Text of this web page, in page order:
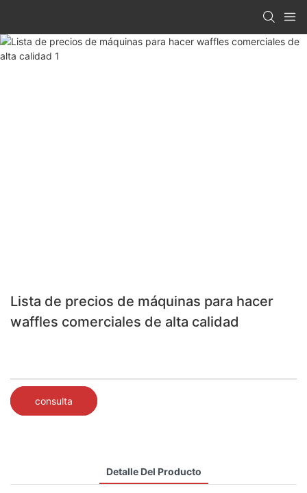
Lista de precios de máquinas para hacer
waffles comerciales de alta calidad
consulta
Detalle Del Producto